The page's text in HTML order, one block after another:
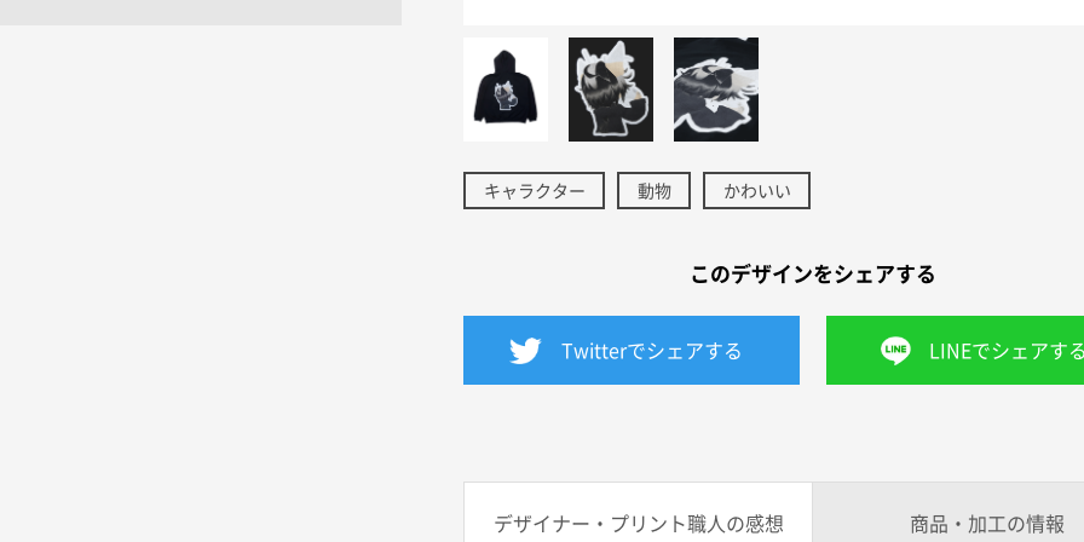
キャラクター 動物 かわいい
このデザインをシェアする
Twitterでシェアする LINEでシェアす
デザイナー・プリント職人の感想 商品・加工の情報